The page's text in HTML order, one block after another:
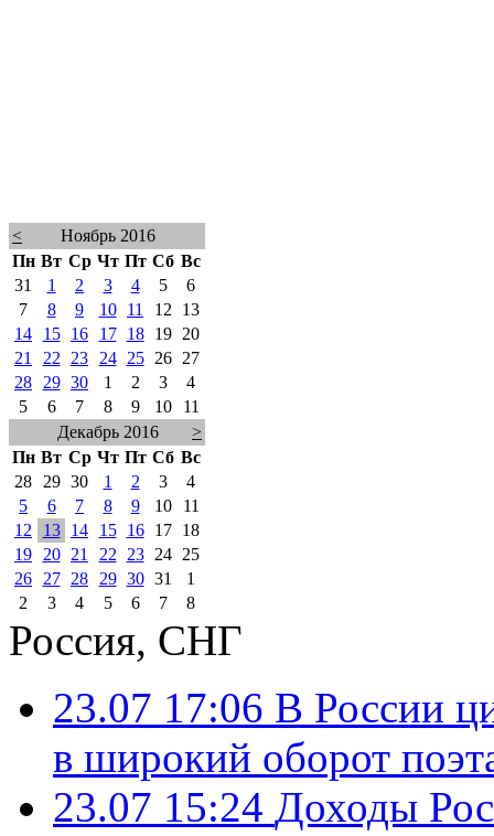
<
Ноябрь 2016
Пн Вт Ср Чт Пт Сб Вс
31
1 2 3 4 5
6
7
8 9 10 11 12
13
14
15 16 17 18 19
20
21
22 23 24 25 26
27
28
29 30 1 2 3
4
5
6 7 8 9 10
11
Декабрь 2016
>
Пн Вт Ср Чт Пт Сб Вс
28
29 30 1 2 3
4
5
6 7 8 9 10
11
12
13 14 15 16 17
18
19
20 21 22 23 24
25
26
27 28 29 30 31
1
2
3 4 5 6 7 8
Россия, СНГ
23.07 17:06 В России
в широкий оборот
23.07 15:24 Доходы